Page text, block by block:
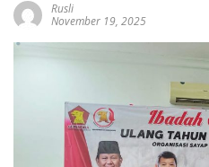
Rusli
November 19, 2025